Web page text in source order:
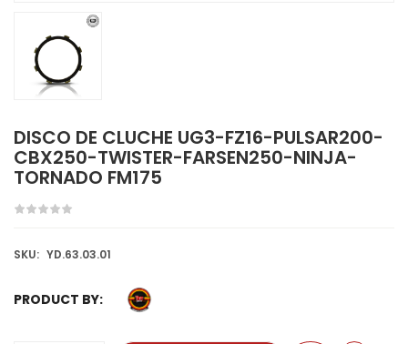
DISCO DE CLUCHE UG3-FZ16-PULSAR200-
CBX250-TWISTER-FARSEN250-NINJA-
TORNADO FM175
SKU: YD.63.03.01
PRODUCT BY: